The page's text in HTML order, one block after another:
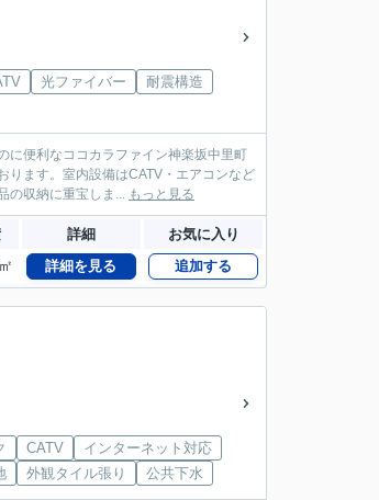
光ファイバー
耐震構造
に便利なココカラファイン神楽坂中里町
ります。室内設備はCATV・エアコンなど
の収納に重宝しま... もっと見る
詳細 お気に入り
詳細を見る 追加する
CATV
インターネット対応
外観タイル張り 公共下水